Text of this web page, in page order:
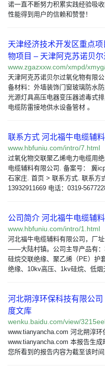
诺一直不断努力积累实践经验吸
性能得到用户的信赖和赞誉！
天津经济技术开发区重点
物项目 – 天津阿克苏诺贝
www.zgazxxw.com/xmpd/
天津阿克苏诺贝尔过氧化物有限
备材料：外墙装饰门窗玻璃防水
光源灯具高压电器变压器滤毒式
电缆防雷接地供水设备管材 。
联系方式 河北福牛电缆辅
www.hbfuniu.com/intro/7.html
过氧化物交联聚乙烯电力电缆用
电缆辅料有限公司. 备案号： 冀
石家庄. 首页 > 联系方式. 联系方
13932911669 电话：0319-
公司简介 河北福牛电缆辅
www.hbfuniu.com/intro/1.html
河北福牛电缆辅料有限公司，厂
——大陆村镇。公司主导产品有：
硅烷交联绝缘、聚乙烯（PE）护
绝缘、10kv高压、1kv硅烷、低烟
河北朔淳环保科技有限公
度文库
wenku.baidu.com/view/
www.tianyancha.com 河北朔淳
www.tianyancha.com 本报告生成
您所看到的报告内容为截至该时